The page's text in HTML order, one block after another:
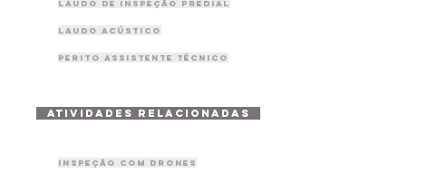
Laudo de Inspeção Predial
Laudo Acústico
Perito Assistente Técnico
atividades relacionadas
Inspeção com drones